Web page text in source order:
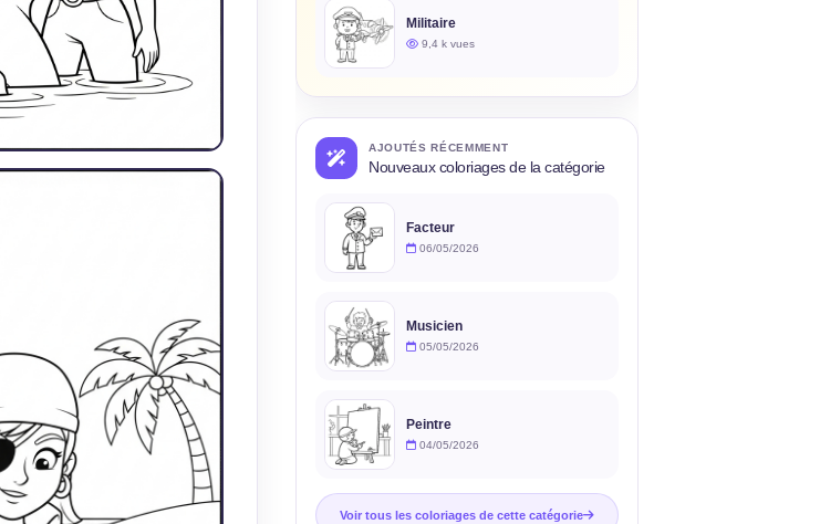
Militaire
9,4 k vues
AJOUTÉS RÉCEMMENT
Nouveaux coloriages de la catégorie
Facteur
06/05/2026
Musicien
05/05/2026
Peintre
04/05/2026
Voir tous les coloriages de cette catégorie